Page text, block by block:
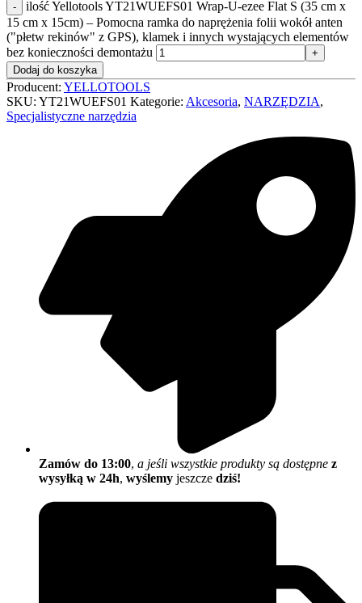
ilość Yellotools YT21WUEFS01 Wrap-U-ezee Flat S (35 cm x
15 cm x 15cm) – Pomocna ramka do naprężenia folii wokół anten
("płetw rekinów" z GPS), klamek i innych wystających elementów
bez konieczności demontażu
Dodaj do koszyka
Producent: YELLOTOOLS
SKU: YT21WUEFS01 Kategorie: Akcesoria, NARZĘDZIA,
Specjalistyczne narzędzia
Zamów do 13:00, a jeśli wszystkie produkty są dostępne z
wysyłką w 24h, wyślemy jeszcze dziś!